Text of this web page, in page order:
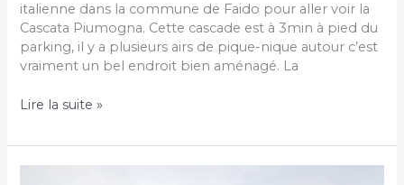
italienne dans la commune de Faido pour aller voir la
Cascata Piumogna. Cette cascade est à 3min à pied du
parking, il y a plusieurs airs de pique-nique autour c’est
vraiment un bel endroit bien aménagé. La
Notre
dans
Lire la suite »